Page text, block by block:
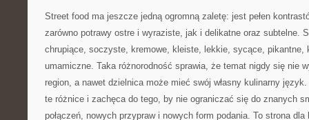
Street food ma jeszcze jedną ogromną zaletę: jest pełen
zarówno potrawy ostre i wyraziste, jak i delikatne oraz subtelne.
chrupiące, soczyste, kremowe, kleiste, lekkie, sycące, pikantne,
umamiczne. Taka różnorodność sprawia, że temat nigdy się nie
region, a nawet dzielnica może mieć swój własny kulinarny
te różnice i zachęca do tego, by nie ograniczać się do znanych
połączeń, nowych przypraw i nowych form podania. To strona